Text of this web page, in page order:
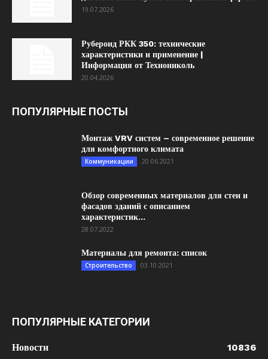
19.07.2026
Рубероид РКК 350: технические
характеристики и применение |
Информация от Технониколь
20.04.2026
ПОПУЛЯРНЫЕ ПОСТЫ
Монтаж VRV систем – современное решение
для комфортного климата
Коммуникации 20.06.2021
Обзор современных материалов для стен и
фасадов зданий с описанием
характеристик...
28.07.2022
Материалы для ремонта: список
Строительство 03.10.2021
ПОПУЛЯРНЫЕ КАТЕГОРИИ
Новости
10836